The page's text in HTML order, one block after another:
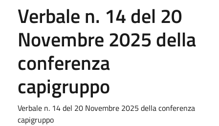
Verbale n. 14 del 20
Novembre 2025 della
conferenza
capigruppo
Verbale n. 14 del 20 Novembre 2025 della conferenza
capigruppo